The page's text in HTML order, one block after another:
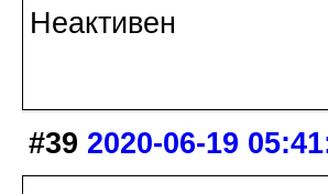
Неактивен
#39 2020-06-19